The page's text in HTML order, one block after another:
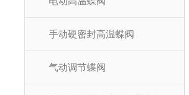
手动硬密封高温蝶阀
气动调节蝶阀